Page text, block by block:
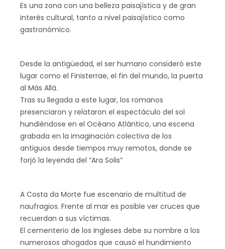
Es una zona con una belleza paisajística y de gran
interés cultural, tanto a nivel paisajístico como
gastronómico.
Desde la antigüedad, el ser humano consideró este
lugar como el Finisterrae, el fin del mundo, la puerta
al Más Allá.
Tras su llegada a este lugar, los romanos
presenciaron y relataron el espectáculo del sol
hundiéndose en el Océano Atlántico, una escena
grabada en la imaginación colectiva de los
antiguos desde tiempos muy remotos, donde se
forjó la leyenda del “Ara Solis”
A Costa da Morte fue escenario de multitud de
naufragios. Frente al mar es posible ver cruces que
recuerdan a sus víctimas.
El cementerio de los Ingleses debe su nombre a los
numerosos ahogados que causó el hundimiento